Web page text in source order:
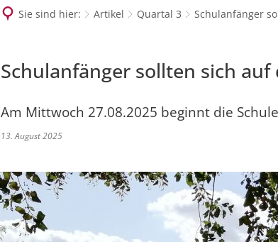
Sie sind hier: Artikel Quartal 3 Schulanfänger
Schulanfänger sollten sich
Am Mittwoch 27.08.2025 beginnt die
13. August 2025